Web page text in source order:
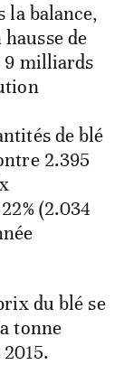
la balance,
de
9 milliards
de blé
2.395
(2.034
du blé se
tonne